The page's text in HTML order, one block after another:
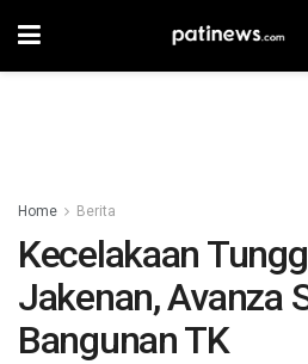
Home Berita
Kecelakaan
Jakenan, Avanza
Bangunan TK